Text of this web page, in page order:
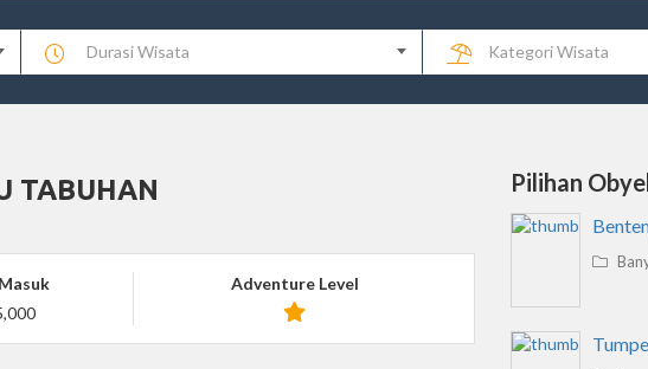
Durasi Wisata Kategori Wisata
TABUHAN
Adventure Level
Pilihan